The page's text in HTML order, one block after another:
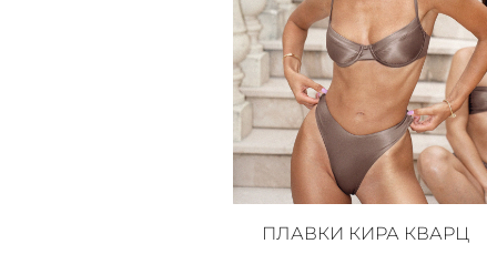
ПЛАВКИ КИРА КВАРЦ